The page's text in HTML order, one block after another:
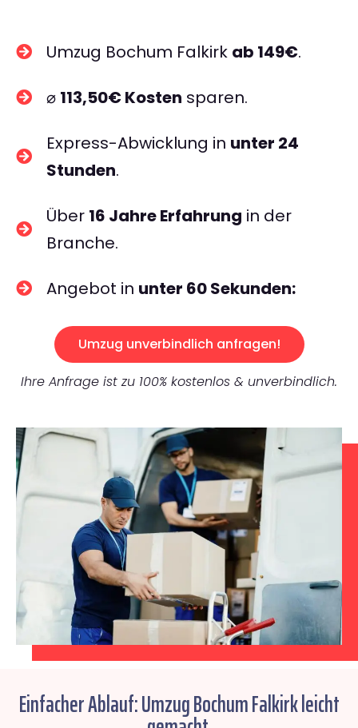
Umzug Bochum Falkirk ab 149€.
⌀ 113,50€ Kosten sparen.
Express-Abwicklung in unter 24
Stunden.
Über 16 Jahre Erfahrung in der
Branche.
Angebot in unter 60 Sekunden:
Umzug unverbindlich anfragen!
Ihre Anfrage ist zu 100% kostenlos & unverbindlich.
Einfacher Ablauf: Umzug Bochum Falkirk leicht